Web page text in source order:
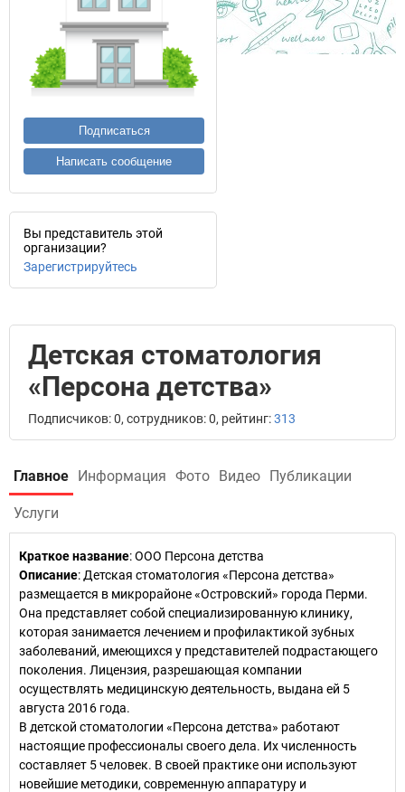
Подписаться
Написать сообщение
Вы представитель этой
организации?
Зарегистрируйтесь
Детская стоматология
«Персона детства»
Подписчиков: 0, сотрудников: 0, рейтинг:313
Главное Информация Фото Видео Публикации
Услуги
Краткое название:ООО Персона детства
Описание: Детская стоматология «Персона детства»
размещается в микрорайоне «Островский» города Перми.
Она представляет собой специализированную клинику,
которая занимается лечением и профилактикой зубных
заболеваний, имеющихся у представителей подрастающего
поколения. Лицензия, разрешающая компании
осуществлять медицинскую деятельность, выдана ей 5
августа 2016 года.
В детской стоматологии «Персона детства» работают
настоящие профессионалы своего дела. Их численность
составляет 5 человек. В своей практике они используют
новейшие методики, современную аппаратуру и